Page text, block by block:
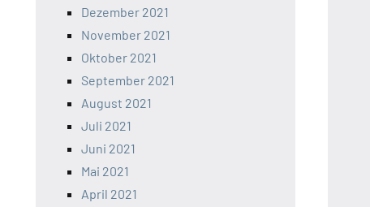
Dezember 2021
November 2021
Oktober 2021
September 2021
August 2021
Juli 2021
Juni 2021
Mai 2021
April 2021